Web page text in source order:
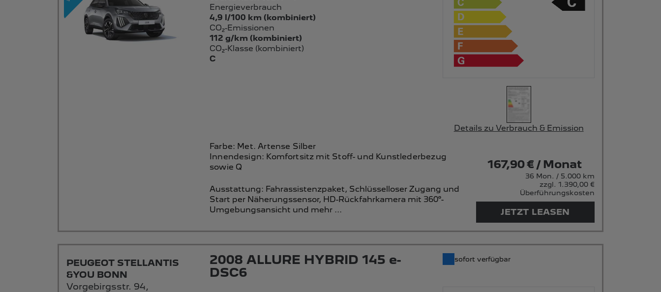
Energieverbrauch
4,9 l/100 km (kombiniert)
CO₂-Emissionen
112 g/km (kombiniert)
CO₂-Klasse (kombiniert)
C
Details zu Verbrauch & Emission
Farbe: Met. Artense Silber
Innendesign: Komfortsitz mit Stoff- und Kunstlederbezug
sowie Q
Ausstattung: Fahrassistenzpaket, Schlüsselloser Zugang und
Start per Näherungssensor, HD-Rückfahrkamera mit 360°-
Umgebungsansicht und mehr ...
167,90 € / Monat
36 Mon. / 5.000 km
zzgl. 1.390,00 €
Überführungskosten
JETZT LEASEN
PEUGEOT STELLANTIS
&YOU BONN
Vorgebirgsstr. 94,
2008 ALLURE HYBRID 145 e-
DSC6
sofort verfügbar